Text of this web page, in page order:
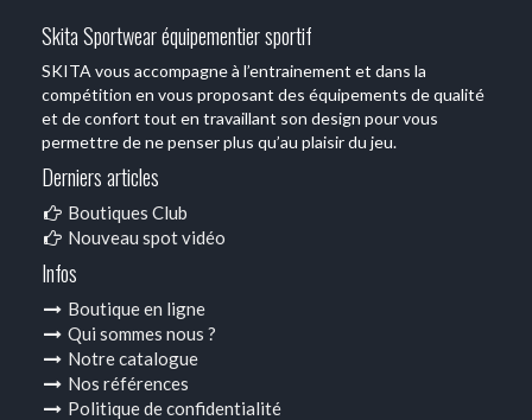
Skita Sportwear équipementier sportif
SKITA vous accompagne à l’entrainement et dans la
compétition en vous proposant des équipements de qualité
et de confort tout en travaillant son design pour vous
permettre de ne penser plus qu’au plaisir du jeu.
Derniers articles
Boutiques Club
Nouveau spot vidéo
Infos
Boutique en ligne
Qui sommes nous ?
Notre catalogue
Nos références
Politique de confidentialité